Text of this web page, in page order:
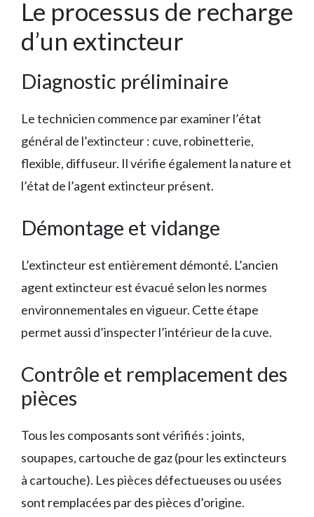
Le processus de recharge
d’un extincteur
Diagnostic préliminaire
Le technicien commence par examiner l’état
général de l’extincteur : cuve, robinetterie,
flexible, diffuseur. Il vérifie également la nature et
l’état de l’agent extincteur présent.
Démontage et vidange
L’extincteur est entièrement démonté. L’ancien
agent extincteur est évacué selon les normes
environnementales en vigueur. Cette étape
permet aussi d’inspecter l’intérieur de la cuve.
Contrôle et remplacement des
pièces
Tous les composants sont vérifiés : joints,
soupapes, cartouche de gaz (pour les extincteurs
à cartouche). Les pièces défectueuses ou usées
sont remplacées par des pièces d’origine.